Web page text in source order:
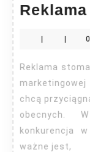
| |
Reklama stomatolog to kluczowy element strategii
chcą
obecnych.
konkurencja
ważne jest,